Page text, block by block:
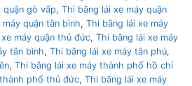
quận gò vấp, Thi bằng lái xe máy quận
quận tân bình, Thi bằng lái xe máy
máy quận thủ đức, Thi bằng lái xe máy
tân bình, Thi bằng lái xe máy tân phú,
, Thi bằng lái xe máy thành phố hồ chí
phố thủ đức, Thi bằng lái xe máy